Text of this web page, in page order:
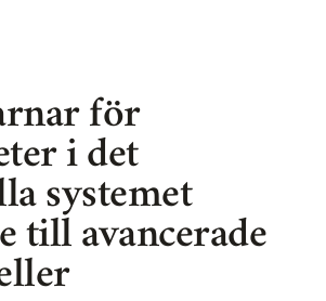
för
i det
systemet
till avancerade